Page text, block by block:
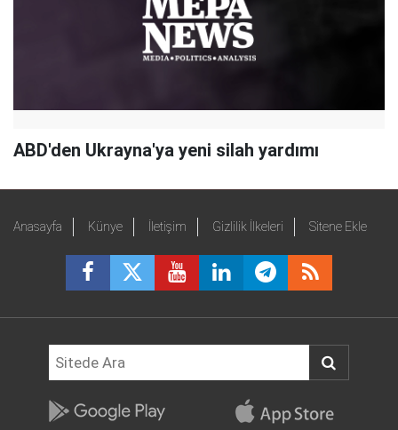
ABD'den Ukrayna'ya yeni silah yardımı
Anasayfa Künye İletişim Gizlilik İlkeleri Sitene Ekle